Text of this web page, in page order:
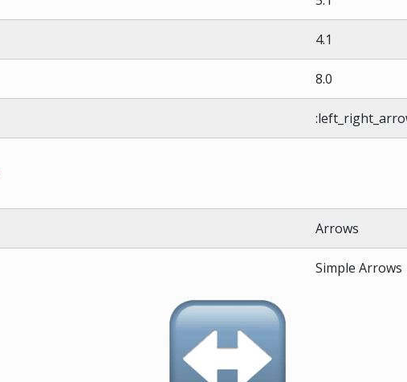
4.1
8.0
Arrows
Simple Arrows